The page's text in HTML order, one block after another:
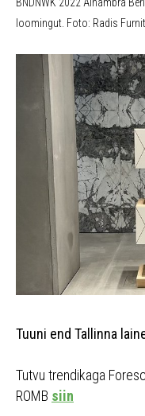
BNDNWK 2022 Alhambra
loomingut. Foto: Radis
Tuuni end Tallinna
Tutvu trendikaga
ROMB siin